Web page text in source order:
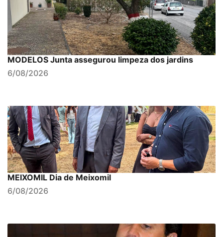
MODELOS Junta assegurou limpeza dos jardins
6/08/2026
MEIXOMIL Dia de Meixomil
6/08/2026